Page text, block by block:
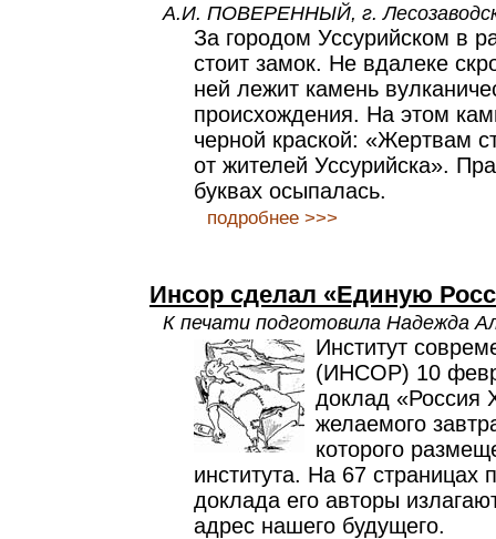
А.И. ПОВЕРЕННЫЙ, г.
За городом Уссурийском в
стоит замок. Не вдалеке
ней лежит камень
происхождения. На этом
черной краской: «Жертвам
от жителей Уссурийска».
буквах осыпалась.
подробнее >>>
Инсор сделал «Единую
К печати подготовила Надежда
Институт
(ИНСОР) 10
доклад «Россия
желаемого
которого
института. На 67 страницах
доклада его авторы
адрес нашего будущего.